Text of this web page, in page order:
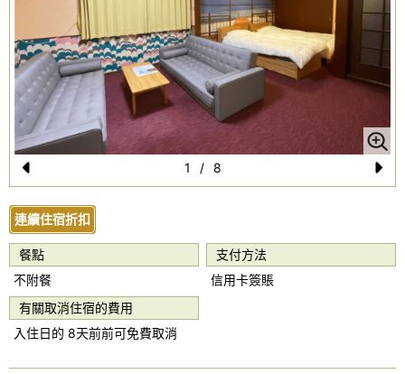
Pr
e
vi
o
u
s
N
xt
1 / 8
連續住宿折扣
餐點
不附餐
支付方法
信用卡簽賬
有關取消住宿的費用
入住日的 8天前前可免費取消